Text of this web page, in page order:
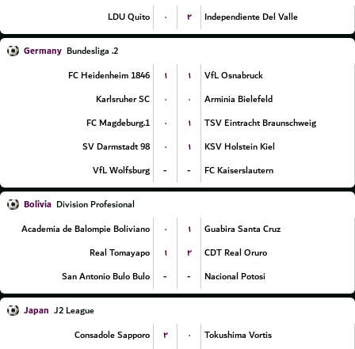
LDU Quito
۰ ۲ Independiente Del Valle
Germany
2. Bundesliga
FC Heidenheim 1846
۱ ۱
VfL Osnabruck
Karlsruher SC
۰ ۰
Arminia Bielefeld
1.FC Magdeburg
۰ ۱
TSV Eintracht Braunschweig
SV Darmstadt 98
۰ ۱
KSV Holstein Kiel
VfL Wolfsburg
- - FC Kaiserslautern
Bolivia Division Profesional
Academia de Balompie Boliviano
۰ ۱
Guabira Santa Cruz
Real Tomayapo
۱ ۲
CDT Real Oruro
San Antonio Bulo Bulo
- - Nacional Potosi
Japan J2 League
Consadole Sapporo
۲ ۰
Tokushima Vortis